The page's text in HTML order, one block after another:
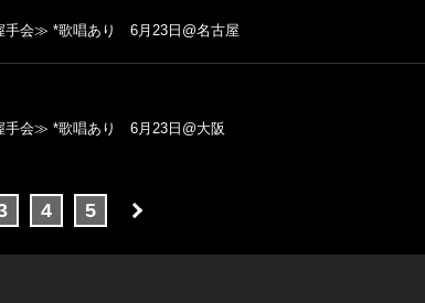
手会≫ *歌唱あり 6月23日@名古屋
手会≫ *歌唱あり 6月23日@大阪
4 5